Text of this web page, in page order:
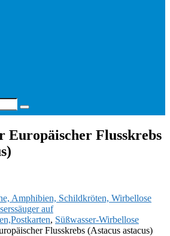
Europäischer Flusskrebs
Amphibien, Schildkröten, Wirbellose
auf
, Süßwasser-Wirbellose
Flusskrebs (Astacus astacus)